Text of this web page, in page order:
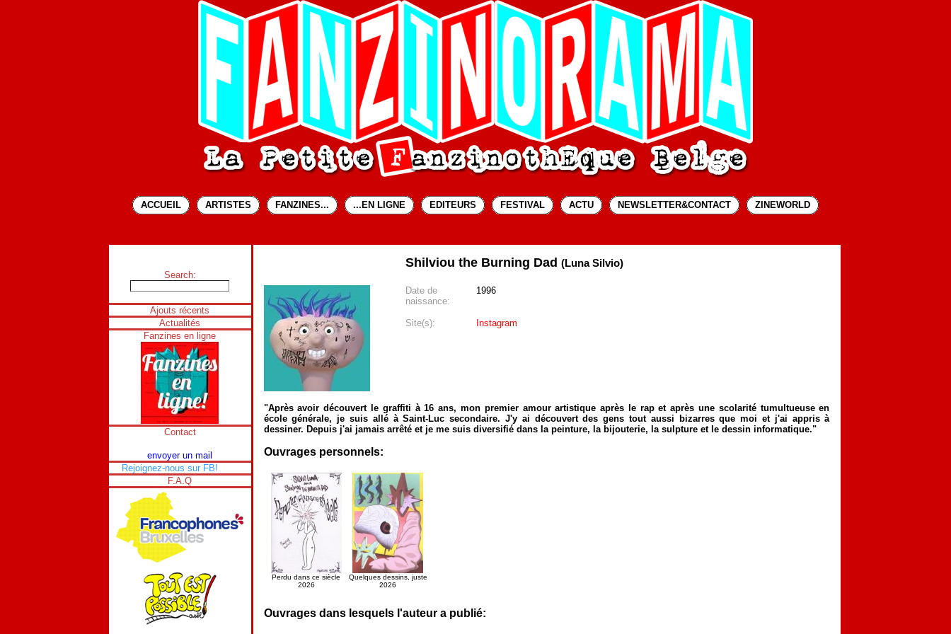
ACCUEIL ARTISTES FANZINES... ...EN LIGNE EDITEURS FESTIVAL ACTU NEWSLETTER&CONTACT ZINEWORLD
Search:
Ajouts récents
Actualités
Fanzines en ligne
Contact
envoyer un mail
Rejoignez-nous sur FB!
F.A.Q
Shilviou the Burning Dad (Luna Silvio)
Date de
naissance:
1996
Site(s): Instagram
"Après avoir découvert le graffiti à 16 ans, mon premier amour artistique après le rap et après une scolarité tumultueuse en
école générale, je suis allé à Saint-Luc secondaire. J'y ai découvert des gens tout aussi bizarres que moi et j'ai appris à
dessiner. Depuis j'ai jamais arrêté et je me suis diversifié dans la peinture, la bijouterie, la sulpture et le dessin informatique."
Ouvrages personnels:
Perdu dans ce siècle
2026
Quelques dessins, juste
2026
Ouvrages dans lesquels l'auteur a publié: